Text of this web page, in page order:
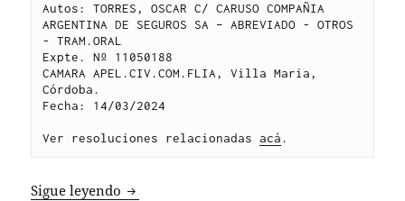
Autos: TORRES, OSCAR C/ CARUSO COMPAÑIA
ARGENTINA DE SEGUROS SA – ABREVIADO - OTROS
- TRAM.ORAL
Expte. Nº 11050188
CAMARA APEL.CIV.COM.FLIA, Villa Maria,
Córdoba.
Fecha: 14/03/2024
Ver resoluciones relacionadas acá.
Sigue leyendo TORRES c. CARUSO COMPAÑIA